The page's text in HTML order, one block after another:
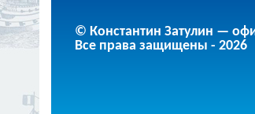
© Константин Затулин —
Все права защищены - 2026